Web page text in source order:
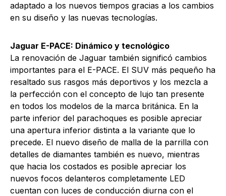
adaptado a los nuevos tiempos gracias a los cambios
en su diseño y las nuevas tecnologías.
Jaguar E-PACE: Dinámico y tecnológico
La renovación de Jaguar también significó cambios
importantes para el E-PACE. El SUV más pequeño ha
resaltado sus rasgos más deportivos y los mezcla a
la perfección con el concepto de lujo tan presente
en todos los modelos de la marca británica. En la
parte inferior del parachoques es posible apreciar
una apertura inferior distinta a la variante que lo
precede. El nuevo diseño de malla de la parrilla con
detalles de diamantes también es nuevo, mientras
que hacia los costados es posible apreciar los
nuevos focos delanteros completamente LED
cuentan con luces de conducción diurna con el